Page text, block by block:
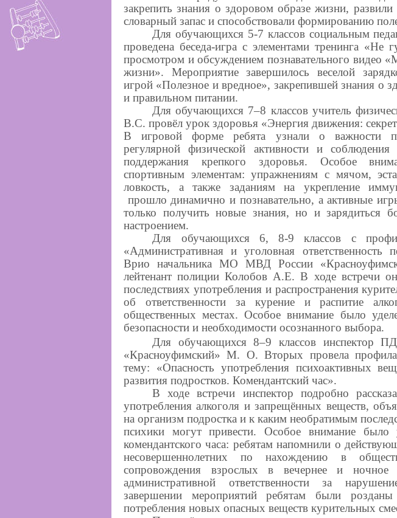
закрепить знания о здоровом образе жизни,
словарный запас и способствовали формированию
Для обучающихся 5-7 классов социальным
проведена беседа-игра с элементами тренинга «Не
просмотром и обсуждением познавательного видео
жизни». Мероприятие завершилось веселой
игрой «Полезное и вредное», закрепившей знания о
и правильном питании.
Для обучающихся 7–8 классов учитель
В.С. провёл урок здоровья «Энергия движения:
В игровой форме ребята узнали о важности
регулярной физической активности и
поддержания крепкого здоровья. Особое
спортивным элементам: упражнениям с мячом,
ловкость, а также заданиям на укрепление
прошло динамично и познавательно, а активные
только получить новые знания, но и зарядиться
настроением.
Для обучающихся 6, 8-9 классов с
«Административная и уголовная ответственность
Врио начальника МО МВД России
лейтенант полиции Колобов А.Е. В ходе встречи он
последствиях употребления и распространения
об ответственности за курение и распитие
общественных местах. Особое внимание было
безопасности и необходимости осознанного выбора.
Для обучающихся 8–9 классов
«Красноуфимский» М. О. Вторых провела
тему: «Опасность употребления психоактивных
развития подростков. Комендантский час».
В ходе встречи инспектор подробно
употребления алкоголя и запрещённых веществ,
на организм подростка и к каким необратимым
психики могут привести. Особое внимание было
комендантского часа: ребятам напомнили о
несовершеннолетних по нахождению в
сопровождения взрослых в вечернее и
административной ответственности за
завершении мероприятий ребятам были
потребления новых опасных веществ курительных